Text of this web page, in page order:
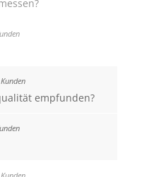
empfunden?